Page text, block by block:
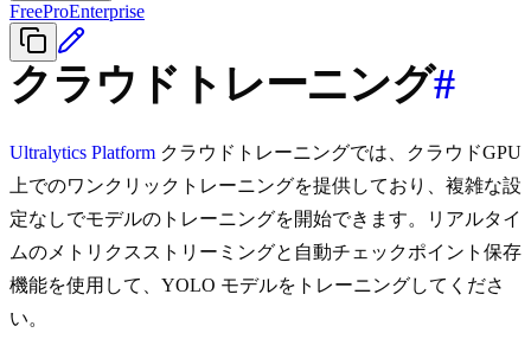
FreeProEnterprise
クラウドトレーニング#
Ultralytics Platform クラウドトレーニングでは、クラウドGPU
上でのワンクリックトレーニングを提供しており、複雑な設
定なしでモデルのトレーニングを開始できます。リアルタイ
ムのメトリクスストリーミングと自動チェックポイント保存
機能を使用して、YOLO モデルをトレーニングしてくださ
い。